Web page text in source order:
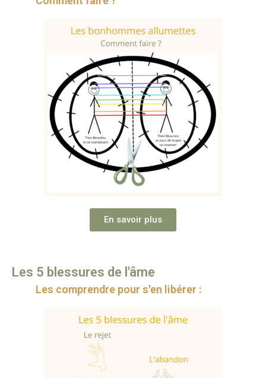
En savoir plus
Les 5 blessures de l'âme
Les comprendre pour s'en libérer :